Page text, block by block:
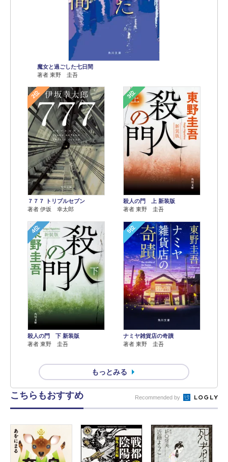
魔女と過ごした七日間
著者 東野 圭吾
2位
７７７ トリプルセブン
著者 伊坂 幸太郎
3位
殺人の門 上 新装版
著者 東野 圭吾
4位
殺人の門 下 新装版
著者 東野 圭吾
5位
ナミヤ雑貨店の奇蹟
著者 東野 圭吾
もっとみる
こちらもおすすめ Recommended by